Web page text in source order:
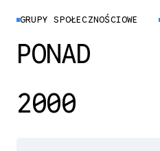
GRUPY SPOŁECZNOŚCIOWE
PONAD
2000